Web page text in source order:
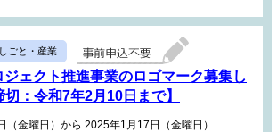
しごと・産業
ェクト推進事業のロゴマーク募集し
：令和7年2月10日まで】
（金曜日）から 2025年1月17日（金曜日）